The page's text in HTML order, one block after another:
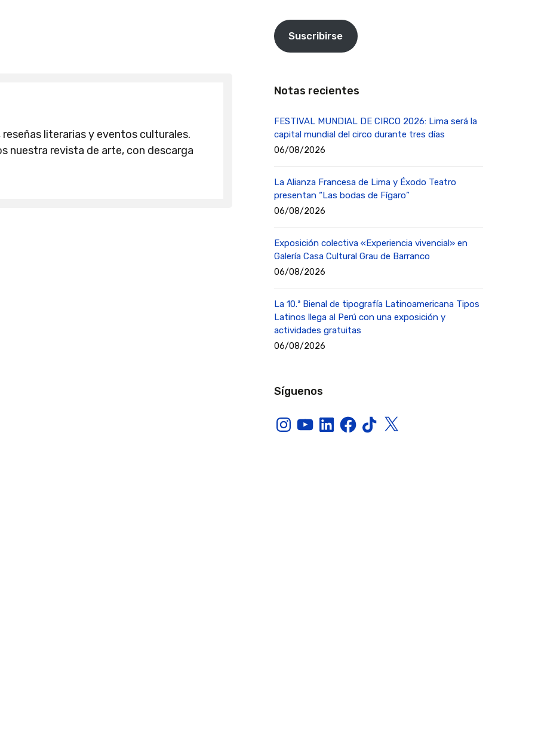
literarias y eventos culturales.
nuestra revista de arte, con descarga
Suscribirse
Notas recientes
FESTIVAL MUNDIAL DE CIRCO 2026: Lima será la
capital mundial del circo durante tres días
06/08/2026
La Alianza Francesa de Lima y Éxodo Teatro
presentan “Las bodas de Fígaro”
06/08/2026
Exposición colectiva «Experiencia vivencial» en
Galería Casa Cultural Grau de Barranco
06/08/2026
La 10.ª Bienal de tipografía Latinoamericana Tipos
Latinos llega al Perú con una exposición y
actividades gratuitas
06/08/2026
Síguenos
InstagramYouTubeLinkedInFacebook
TikTokX